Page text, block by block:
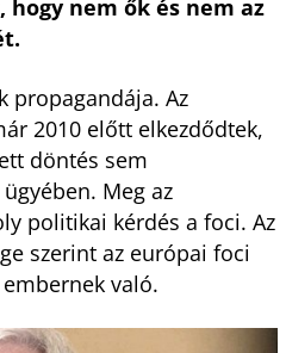
hogy nem ők és nem az
propagandája. Az
2010 előtt elkezdődtek,
döntés sem
Meg az
politikai kérdés a foci. Az
szerint az európai foci
való.